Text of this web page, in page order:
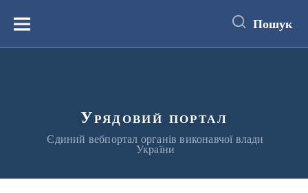
вмістуМеню Пошук
Урядовий портал
Єдиний вебпортал органів виконавчої влади
України